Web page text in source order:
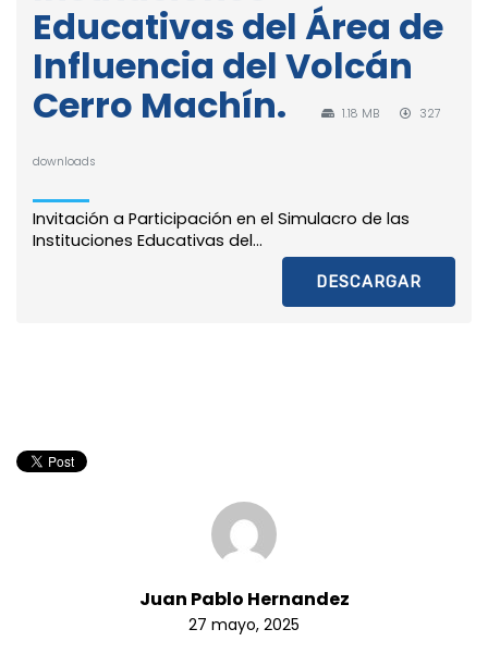
Educativas del Área de
Influencia del Volcán
Cerro Machín.
1.18 MB 327
downloads
Invitación a Participación en el Simulacro de las
Instituciones Educativas del...
DESCARGAR
Juan Pablo Hernandez
27 mayo, 2025